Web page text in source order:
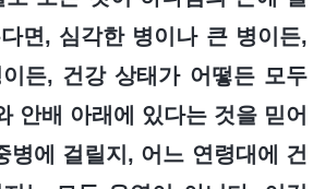
면, 심각한 병이나 큰 병이든,
든, 건강 상태가 어떻든 모두
안배 아래에 있다는 것을 믿어
병에 걸릴지, 어느 연령대에 건